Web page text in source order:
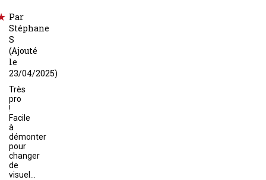
Par
Stéphane
S
(Ajouté
le
23/04/2025)
Très
pro
!
Facile
à
démonter
pour
changer
de
visuel…